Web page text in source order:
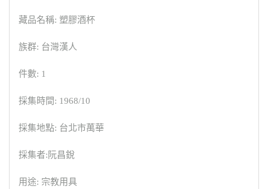
藏品名稱: 塑膠酒杯
族群: 台灣漢人
件數: 1
採集時間: 1968/10
採集地點: 台北市萬華
採集者:阮昌銳
用途: 宗教用具